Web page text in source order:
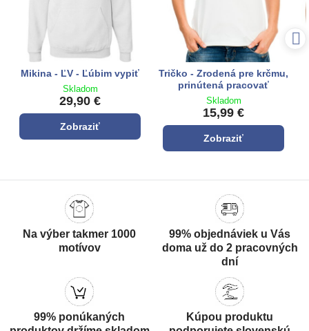
Mikina - ĽV - Ľúbim vypiť
Skladom
29,90 €
Zobraziť
Tričko - Zrodená pre krčmu,
prinútená pracovať
Skladom
15,99 €
Zobraziť
Na výber takmer 1000
motívov
99% objednáviek u Vás
doma už do 2 pracovných
dní
99% ponúkaných
Kúpou produktu